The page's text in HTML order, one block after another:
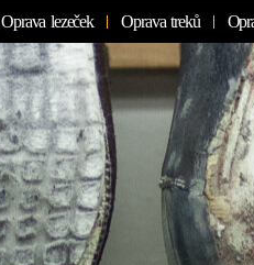
Oprava lezeček Oprava treků